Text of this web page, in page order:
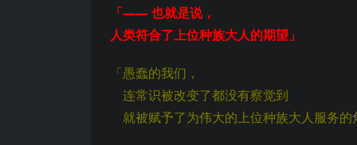
「—— 也就是说，
人类符合了上位种族大人的期望」
「愚蠢的我们，
连常识被改变了都没有察觉到
就被赋予了为伟大的上位种族大人服务的